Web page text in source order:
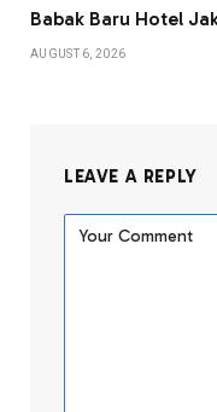
Babak Baru Hotel
AUGUST 6, 2026
LEAVE A REPLY